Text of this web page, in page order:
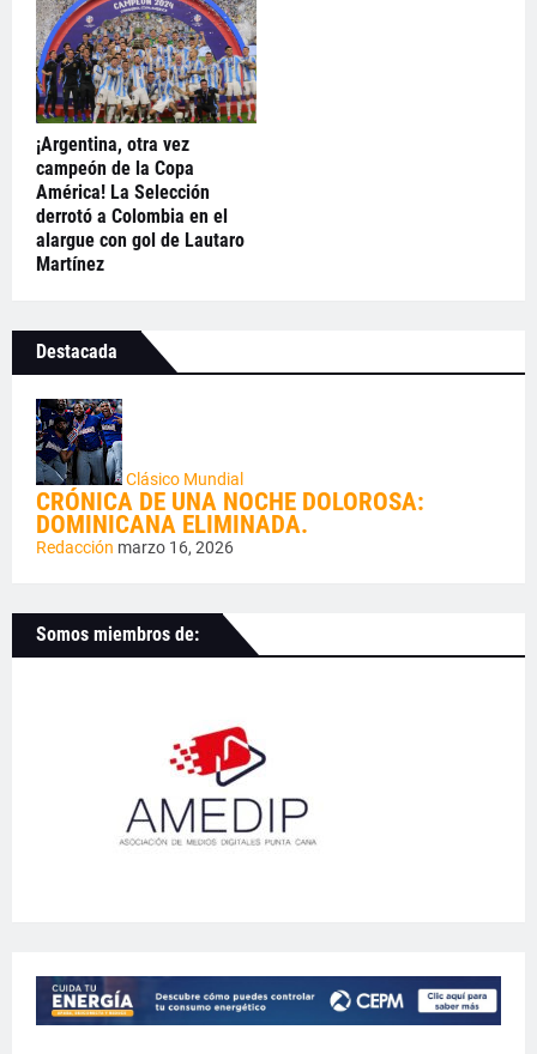
¡Argentina, otra vez
campeón de la Copa
América! La Selección
derrotó a Colombia en el
alargue con gol de Lautaro
Martínez
Destacada
Clásico Mundial
CRÓNICA DE UNA NOCHE DOLOROSA:
DOMINICANA ELIMINADA.
Redacción marzo 16, 2026
Somos miembros de: